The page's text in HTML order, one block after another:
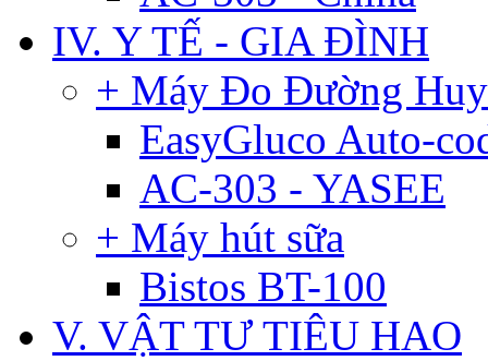
IV. Y TẾ - GIA ĐÌNH
+ Máy Đo Đường
EasyGluco Auto-
AC-303 - YASEE
+ Máy hút sữa
Bistos BT-100
V. VẬT TƯ TIÊU HAO